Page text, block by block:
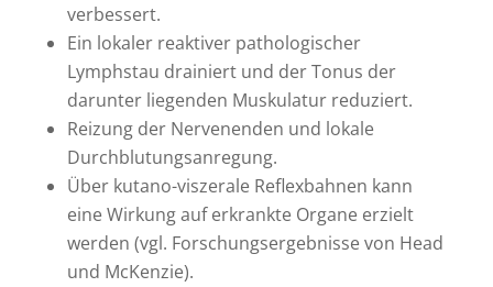
verbessert.
Ein lokaler reaktiver pathologischer
Lymphstau drainiert und der Tonus der
darunter liegenden Muskulatur reduziert.
Reizung der Nervenenden und lokale
Durchblutungsanregung.
Über kutano-viszerale Reflexbahnen kann
eine Wirkung auf erkrankte Organe erzielt
werden (vgl. Forschungsergebnisse von Head
und McKenzie).